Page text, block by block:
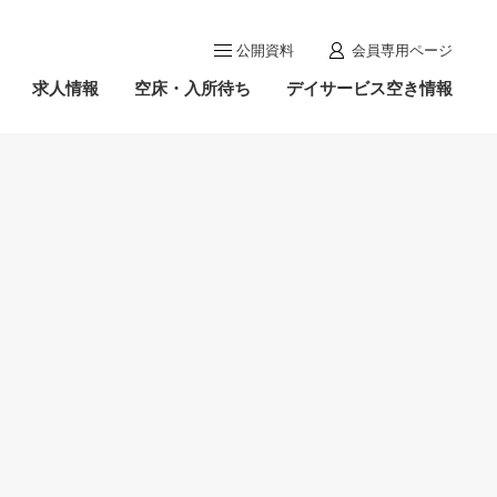
公開資料 会員専用ページ
求人情報 空床・入所待ち デイサービス空き情報